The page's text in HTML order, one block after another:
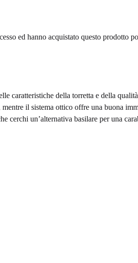
ed hanno acquistato questo prodotto
caratteristiche della torretta e della
il sistema ottico offre una buona
cerchi un’alternativa basilare per una